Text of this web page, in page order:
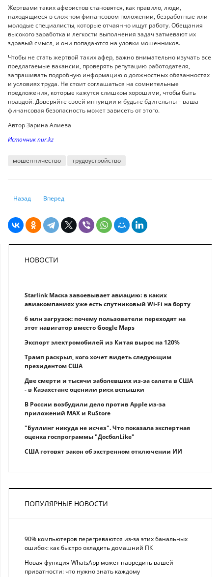
Жертвами таких аферистов становятся, как правило, люди,
находящиеся в сложном финансовом положении, безработные или
молодые специалисты, которые отчаянно ищут работу. Обещания
высокого заработка и легкости выполнения задач затмевают их
здравый смысл, и они попадаются на уловки мошенников.
Чтобы не стать жертвой таких афер, важно внимательно изучать все
предлагаемые вакансии, проверять репутацию работодателя,
запрашивать подробную информацию о должностных обязанностях
и условиях труда. Не стоит соглашаться на сомнительные
предложения, которые кажутся слишком хорошими, чтобы быть
правдой. Доверяйте своей интуиции и будьте бдительны – ваша
финансовая безопасность может зависеть от этого.
Автор Зарина Алиева
Источник nur.kz
мошенничество трудоустройство
Предыдущий: Шестилетки или семилетки: какой возраст идеален
Назад Следующий: Когда дети Казахстана получат следующую
Вперед
НОВОСТИ
Starlink Маска завоевывает авиацию: в каких
авиакомпаниях уже есть спутниковый Wi-Fi на борту
6 млн загрузок: почему пользователи переходят на
этот навигатор вместо Google Maps
Экспорт электромобилей из Китая вырос на 120%
Трамп раскрыл, кого хочет видеть следующим
президентом США
Две смерти и тысячи заболевших из-за салата в США
- в Казахстане оценили риск вспышки
В России возбудили дело против Apple из-за
приложений MAX и RuStore
"Буллинг никуда не исчез". Что показала экспертная
оценка госпрограммы "ДосболLike"
США готовят закон об экстренном отключении ИИ
ПОПУЛЯРНЫЕ НОВОСТИ
90% компьютеров перегреваются из-за этих банальных
ошибок: как быстро охладить домашний ПК
Новая функция WhatsApp может навредить вашей
приватности: что нужно знать каждому